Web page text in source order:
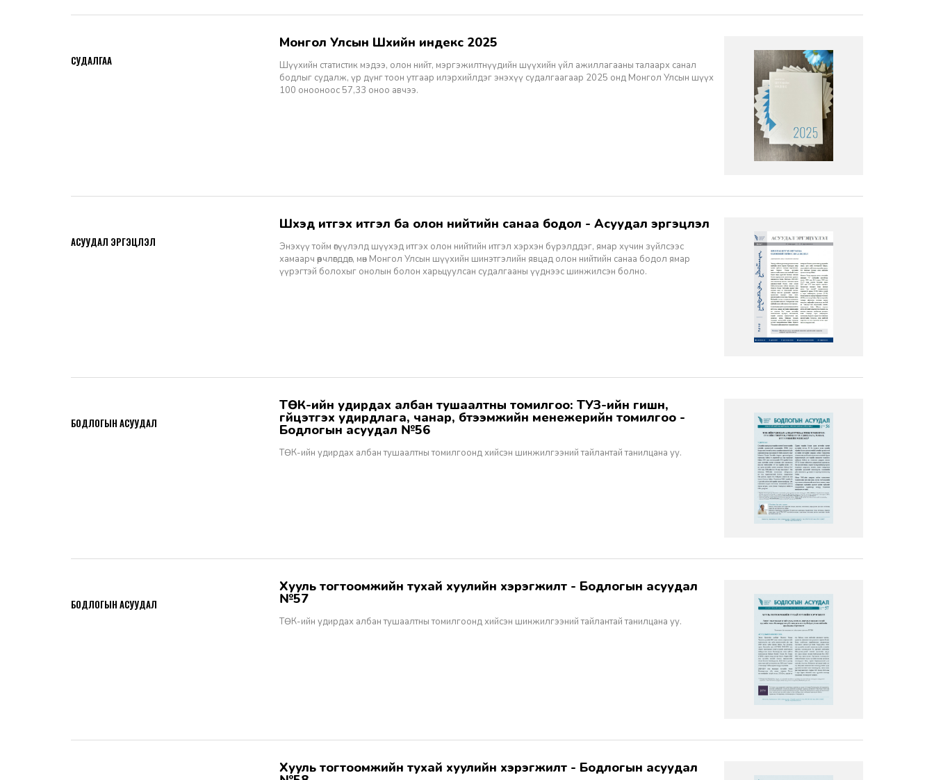
Монгол Улсын Шүүхийн индекс 2025
Шүүхийн статистик мэдээ, олон нийт, мэргэжилтнүүдийн шүүхийн үйл ажиллагааны талаарх санал
бодлыг судалж, үр дүнг тоон утгаар илэрхийлдэг энэхүү судалгаагаар 2025 онд Монгол Улсын шүүх
100 онооноос 57,33 оноо авчээ.
СУДАЛГАА
Шүүхэд итгэх итгэл ба олон нийтийн санаа бодол - Асуудал эргэцүүлэл
Энэхүү тойм өгүүлэлд шүүхэд итгэх олон нийтийн итгэл хэрхэн бүрэлддэг, ямар хүчин зүйлсээс
хамаарч өөрчлөгддөг, мөн Монгол Улсын шүүхийн шинэтгэлийн явцад олон нийтийн санаа бодол ямар
үүрэгтэй болохыг онолын болон харьцуулсан судалгааны үүднээс шинжилсэн болно.
АСУУДАЛ ЭРГЭЦҮҮЛЭЛ
ТӨК-ийн удирдах албан тушаалтны томилгоо: ТУЗ-ийн гишүүн,
гүйцэтгэх удирдлага, чанар, бүтээмжийн менежерийн томилгоо -
Бодлогын асуудал №56
ТӨК-ийн удирдах албан тушаалтны томилгоонд хийсэн шинжилгээний тайлантай танилцана уу.
БОДЛОГЫН АСУУДАЛ
Хууль тогтоомжийн тухай хуулийн хэрэгжилт - Бодлогын асуудал
№57
ТӨК-ийн удирдах албан тушаалтны томилгоонд хийсэн шинжилгээний тайлантай танилцана уу.
БОДЛОГЫН АСУУДАЛ
Хууль тогтоомжийн тухай хуулийн хэрэгжилт - Бодлогын асуудал